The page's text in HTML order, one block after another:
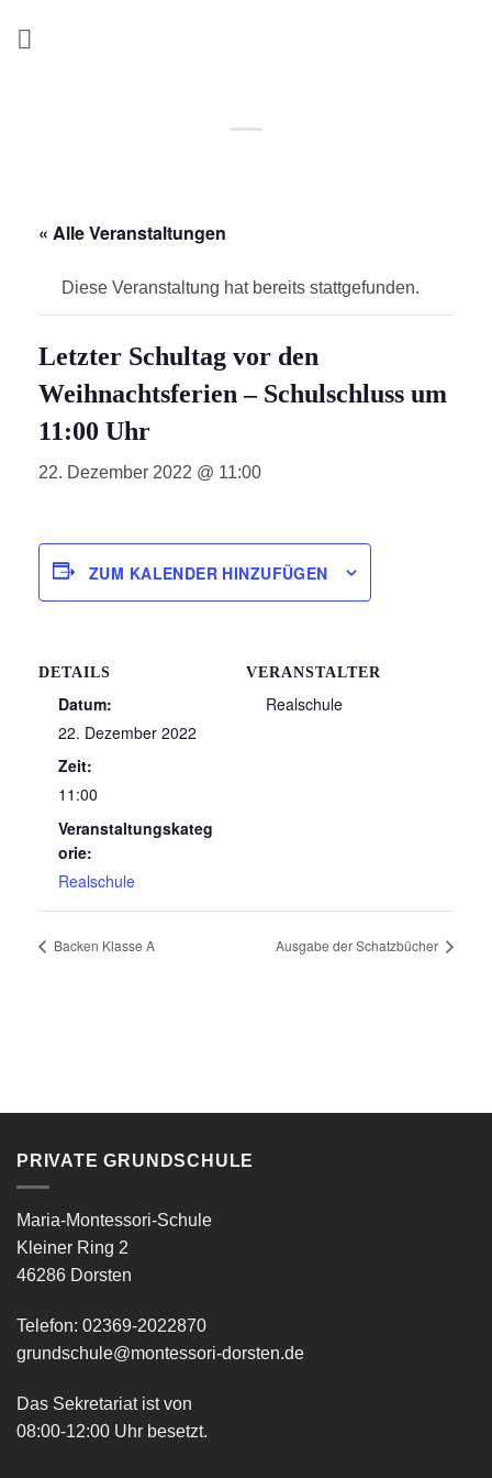
« Alle Veranstaltungen
Diese Veranstaltung hat bereits stattgefunden.
Letzter Schultag vor den
Weihnachtsferien – Schulschluss um
11:00 Uhr
22. Dezember 2022 @ 11:00
ZUM KALENDER HINZUFÜGEN
DETAILS
Datum:
22. Dezember 2022
Zeit:
11:00
Veranstaltungskateg
orie:
Realschule
VERANSTALTER
Realschule
Backen Klasse A Ausgabe der Schatzbücher
PRIVATE GRUNDSCHULE
Maria-Montessori-Schule
Kleiner Ring 2
46286 Dorsten
Telefon: 02369-2022870
grundschule@montessori-dorsten.de
Das Sekretariat ist von
08:00-12:00 Uhr besetzt.